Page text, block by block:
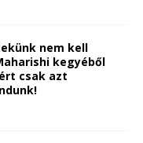
nem kell
kegyéből
csak azt